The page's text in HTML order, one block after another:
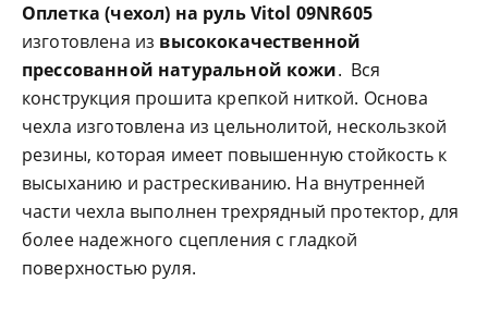
Оплетка (чехол) на руль Vitol 09NR605
изготовлена из высококачественной
прессованной натуральной кожи. Вся
конструкция прошита крепкой ниткой. Основа
чехла изготовлена из цельнолитой, нескользкой
резины, которая имеет повышенную стойкость к
высыханию и растрескиванию. На внутренней
части чехла выполнен трехрядный протектор, для
более надежного сцепления с гладкой
поверхностью руля.